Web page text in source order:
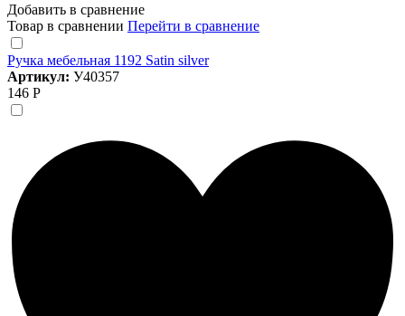
Добавить в сравнение
Товар в сравнении Перейти в сравнение
Ручка мебельная 1192 Satin silver
Артикул: У40357
146 Р